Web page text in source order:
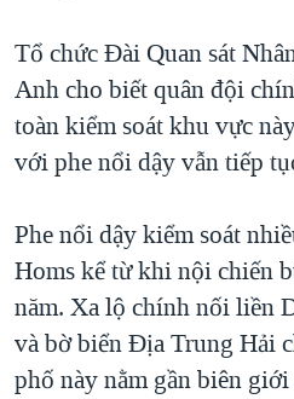
Tổ chức Đài Quan sát
Anh cho biết quân đội
toàn kiểm soát khu vực
với phe nổi dậy vẫn tiếp
Phe nổi dậy kiểm soát
Homs kể từ khi nội chiến
năm. Xa lộ chính nối liền
và bờ biển Địa Trung Hải
phố này nằm gần biên